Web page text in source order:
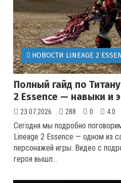
НОВОСТИ LINEAGE 2
Полный гайд по
2 Essence — навыки и
23.07.2026 288 0 4.0
Сегодня мы подробно
Lineage 2 Essence — одном из
персонажей игры. Видео с
героя вышл...